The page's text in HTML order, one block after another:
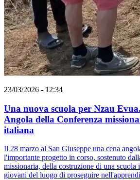
23/03/2026 - 12:34
Una nuova scuola per Nzau
Angola della Conferenza
italiana
Il 28 marzo al San Giuseppe una cena
l'importante progetto in corso, sostenuto
missionaria, della costruzione di una scuola
giovani del luogo di proseguire